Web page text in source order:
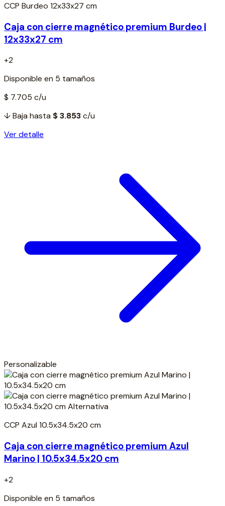
CCP Burdeo 12x33x27 cm
Caja con cierre magnético premium Burdeo |
12x33x27 cm
+2
Disponible en 5 tamaños
$ 7.705 c/u
↓ Baja hasta $ 3.853c/u
Ver detalle
Personalizable
CCP Azul 10.5x34.5x20 cm
Caja con cierre magnético premium Azul
Marino | 10.5x34.5x20 cm
+2
Disponible en 5 tamaños